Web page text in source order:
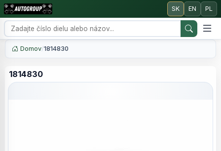
SK EN PL
Domov/1814830
1814830